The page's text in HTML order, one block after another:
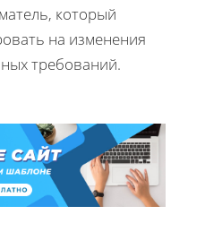
который
на изменения
требований.